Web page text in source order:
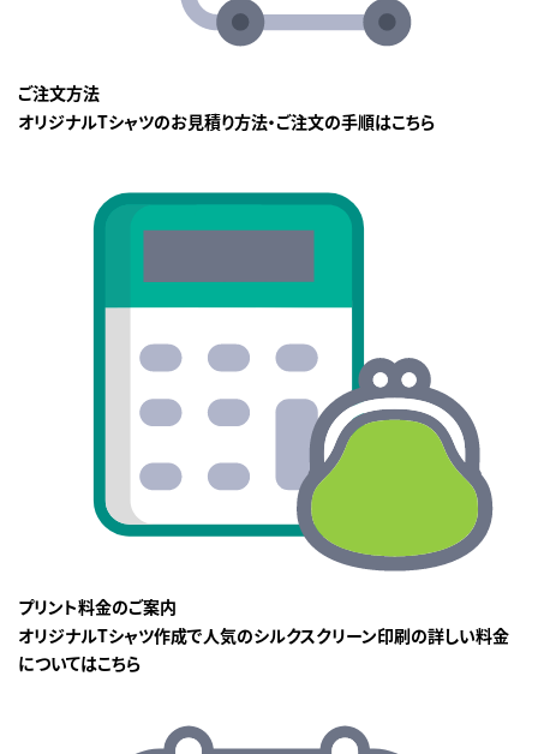
ご注文方法
オリジナルTシャツのお見積り方法・ご注文の手順はこちら
プリント料金のご案内
オリジナルTシャツ作成で人気のシルクスクリーン印刷の詳しい料金
についてはこちら